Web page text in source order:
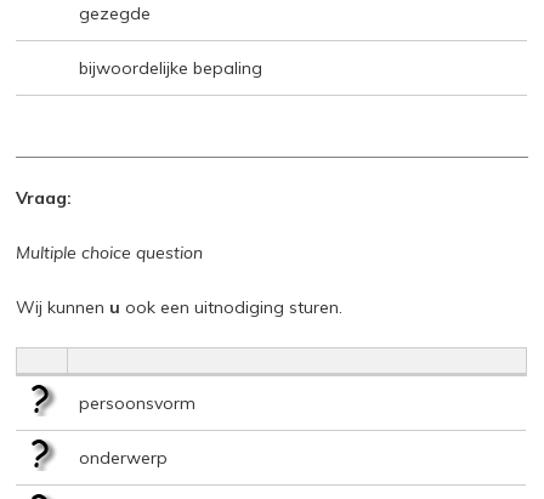
gezegde
bijwoordelijke bepaling
Vraag:
Multiple choice question
Wij kunnen u ook een uitnodiging sturen.
persoonsvorm
onderwerp